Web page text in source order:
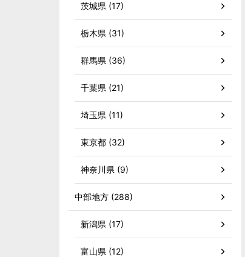
茨城県 (17)
栃木県 (31)
群馬県 (36)
千葉県 (21)
埼玉県 (11)
東京都 (32)
神奈川県 (9)
中部地方 (288)
新潟県 (17)
富山県 (12)